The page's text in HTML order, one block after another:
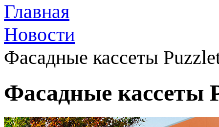
Главная
Новости
Фасадные кассеты
Фасадные кассеты